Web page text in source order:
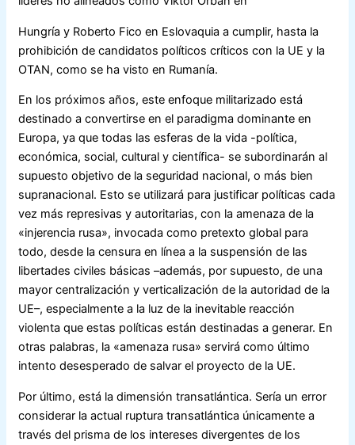
Hungría y Roberto Fico en Eslovaquia a cumplir, hasta la
prohibición de candidatos políticos críticos con la UE y la
OTAN, como se ha visto en Rumanía.
En los próximos años, este enfoque militarizado está
destinado a convertirse en el paradigma dominante en
Europa, ya que todas las esferas de la vida -política,
económica, social, cultural y científica- se subordinarán al
supuesto objetivo de la seguridad nacional, o más bien
supranacional. Esto se utilizará para justificar políticas cada
vez más represivas y autoritarias, con la amenaza de la
«injerencia rusa», invocada como pretexto global para
todo, desde la censura en línea a la suspensión de las
libertades civiles básicas –además, por supuesto, de una
mayor centralización y verticalización de la autoridad de la
UE–, especialmente a la luz de la inevitable reacción
violenta que estas políticas están destinadas a generar. En
otras palabras, la «amenaza rusa» servirá como último
intento desesperado de salvar el proyecto de la UE.
Por último, está la dimensión transatlántica. Sería un error
considerar la actual ruptura transatlántica únicamente a
través del prisma de los intereses divergentes de los